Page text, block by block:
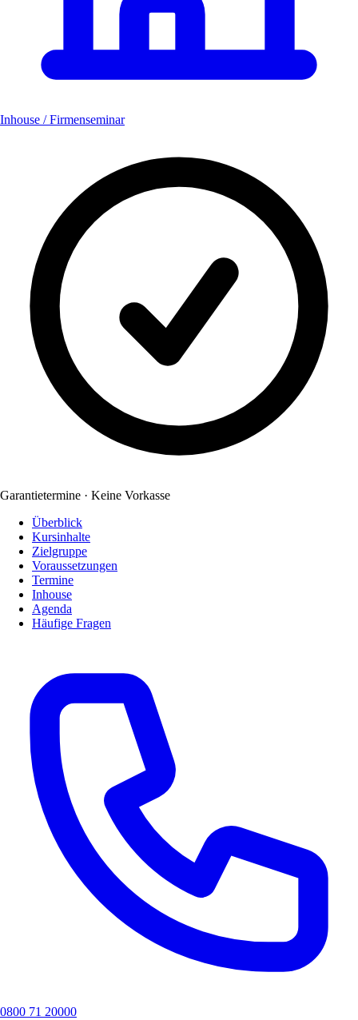
Inhouse / Firmenseminar
Garantietermine · Keine Vorkasse
Überblick
Kursinhalte
Zielgruppe
Voraussetzungen
Termine
Inhouse
Agenda
Häufige Fragen
0800 71 20000